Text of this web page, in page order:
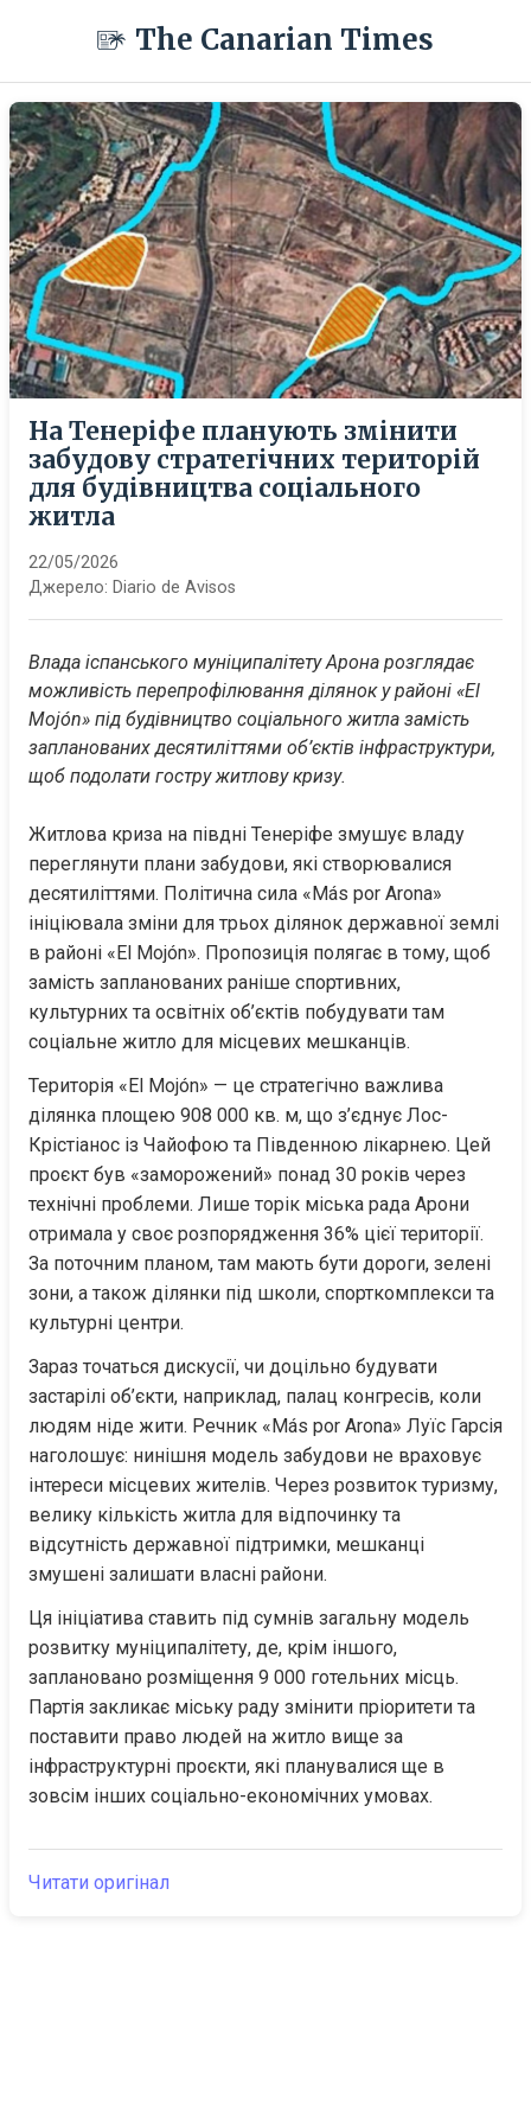
The Canarian Times
На Тенеріфе планують змінити
забудову стратегічних територій
для будівництва соціального
житла
22/05/2026
Джерело: Diario de Avisos
Влада іспанського муніципалітету Арона розглядає
можливість перепрофілювання ділянок у районі «El
Mojón» під будівництво соціального житла замість
запланованих десятиліттями об’єктів інфраструктури,
щоб подолати гостру житлову кризу.
Житлова криза на півдні Тенеріфе змушує владу
переглянути плани забудови, які створювалися
десятиліттями. Політична сила «Más por Arona»
ініціювала зміни для трьох ділянок державної землі
в районі «El Mojón». Пропозиція полягає в тому, щоб
замість запланованих раніше спортивних,
культурних та освітніх об’єктів побудувати там
соціальне житло для місцевих мешканців.
Територія «El Mojón» — це стратегічно важлива
ділянка площею 908 000 кв. м, що з’єднує Лос-
Крістіанос із Чайофою та Південною лікарнею. Цей
проєкт був «заморожений» понад 30 років через
технічні проблеми. Лише торік міська рада Арони
отримала у своє розпорядження 36% цієї території.
За поточним планом, там мають бути дороги, зелені
зони, а також ділянки під школи, спорткомплекси та
культурні центри.
Зараз точаться дискусії, чи доцільно будувати
застарілі об’єкти, наприклад, палац конгресів, коли
людям ніде жити. Речник «Más por Arona» Луїс Гарсія
наголошує: нинішня модель забудови не враховує
інтереси місцевих жителів. Через розвиток туризму,
велику кількість житла для відпочинку та
відсутність державної підтримки, мешканці
змушені залишати власні райони.
Ця ініціатива ставить під сумнів загальну модель
розвитку муніципалітету, де, крім іншого,
заплановано розміщення 9 000 готельних місць.
Партія закликає міську раду змінити пріоритети та
поставити право людей на житло вище за
інфраструктурні проєкти, які планувалися ще в
зовсім інших соціально-економічних умовах.
Читати оригінал